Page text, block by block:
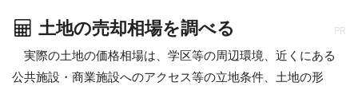
土地の売却相場を調べる PR
実際の土地の価格相場は、学区等の周辺環境、近くにある
公共施設・商業施設へのアクセス等の立地条件、土地の形